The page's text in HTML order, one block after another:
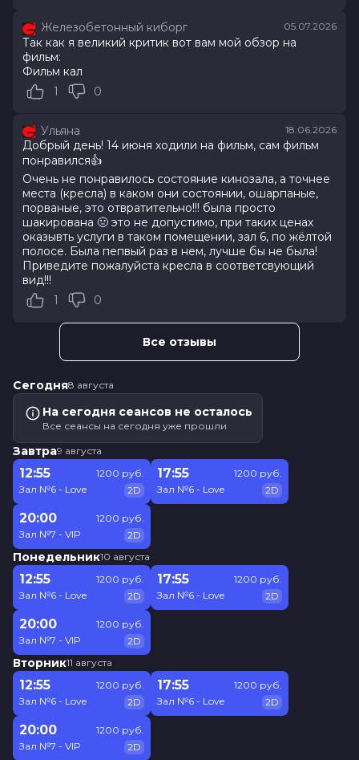
Оценка 7.2/ 10 (35 072 голоса)
Год
2026
Страна
Слоган
Режиссер
Кристина Асмус, Иван Охлобыстин,
Александр Самойленко, Мария
Рогожкина, Сергей Соцердотский,
Кирилл Нагиев
Продюсеры
Эдуард Илоян, Денис Жалинский,
Виталий Шляппо
Сценаристы
Савва Минаев, Клим Шипенко,
Максим Кудымов
Жанр
комедия, приключения
Бюджет
Длительность
до 17 июня
Можно оплатить
Железобетонный киборг 05.07.2026
Так как я великий критик вот вам мой обзор на
фильм:
Фильм кал
1
0
Ульяна 18.06.2026
Добрый день! 14 июня ходили на фильм, сам фильм
понравился👍
Очень не понравилось состояние кинозала, а точнее
места (кресла) в каком они состоянии, ошарпаные,
порваные, это отвратительно!!! была просто
шакирована 🤢 это не допустимо, при таких ценах
оказывть услуги в таком помещении, зал 6, по жёлтой
полосе. Была пепвый раз в нем, лучше бы не была!
Приведите пожалуйста кресла в соответсвующий
вид!!!
1
0
Все отзывы
Сегодня8 августа
На сегодня сеансов не осталось
Все сеансы на сегодня уже прошли
Завтра9 августа
12:55
Зал №6 - Love
1200 руб.
2D
17:55
Зал №6 - Love
1200 руб.
2D
20:00
Зал №7 - VIP
1200 руб.
2D
Понедельник10 августа
12:55
Зал №6 - Love
1200 руб.
2D
17:55
Зал №6 - Love
1200 руб.
2D
20:00
Зал №7 - VIP
1200 руб.
2D
Вторник11 августа
12:55
Зал №6 - Love
1200 руб.
2D
17:55
Зал №6 - Love
1200 руб.
2D
20:00
Зал №7 - VIP
1200 руб.
2D